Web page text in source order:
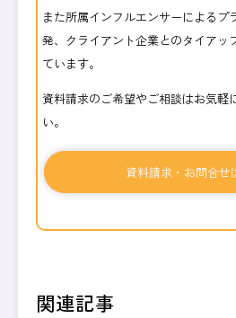
また所属インフルエンサーによるプ
発、クライアント企業とのタイアッ
ています。
資料請求のご希望やご相談はお気軽
い。
資料請求・お問合せ
関連記事